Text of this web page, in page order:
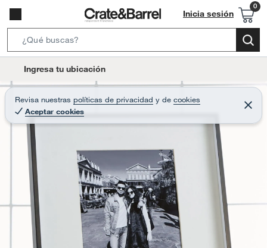
Inicia sesión
e
r
c
o
t
Ingresa tu ubicación
Revisa nuestras políticas de privacidad y de cookies
Aceptar cookies
C
e
r